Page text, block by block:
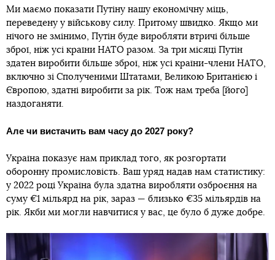
Ми маємо показати Путіну нашу економічну міць,
переведену у військову силу. Притому швидко. Якщо ми
нічого не змінимо, Путін буде виробляти втричі більше
зброї, ніж усі країни НАТО разом. За три місяці Путін
здатен виробити більше зброї, ніж усі країни-члени НАТО,
включно зі Сполученими Штатами, Великою Британією і
Європою, здатні виробити за рік. Тож нам треба [його]
наздоганяти.
Але чи вистачить вам часу до 2027 року?
Україна показує нам приклад того, як розгортати
оборонну промисловість. Ваш уряд надав нам статистику:
у 2022 році Україна була здатна виробляти озброєння на
суму €1 мільярд на рік, зараз — близько €35 мільярдів на
рік. Якби ми могли навчитися у вас, це було б дуже добре.